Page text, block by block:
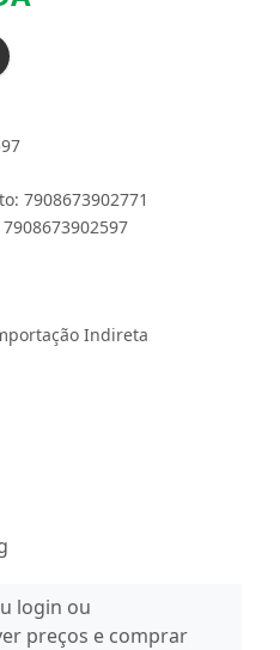
7908673902771
Indireta
login ou
preços e comprar